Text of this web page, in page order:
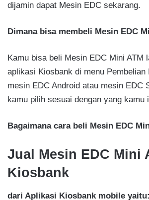
dijamin dapat Mesin EDC sekarang.
Dimana bisa membeli Mesin EDC
Kamu bisa beli Mesin EDC Mini ATM
aplikasi Kiosbank di menu Pembelian
mesin EDC Android atau mesin EDC
kamu pilih sesuai dengan yang kamu
Bagaimana cara beli Mesin EDC
Jual Mesin EDC Mini
Kiosbank
dari Aplikasi Kiosbank mobile yaitu: